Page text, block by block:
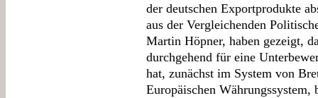
der deutschen Exportprodukte
aus der Vergleichenden
Martin Höpner, haben gezeigt,
durchgehend für eine
hat, zunächst im System von
Europäischen